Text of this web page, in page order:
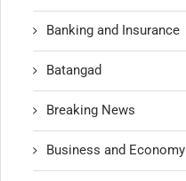
Banking and Insurance
Batangad
Breaking News
Business and Economy